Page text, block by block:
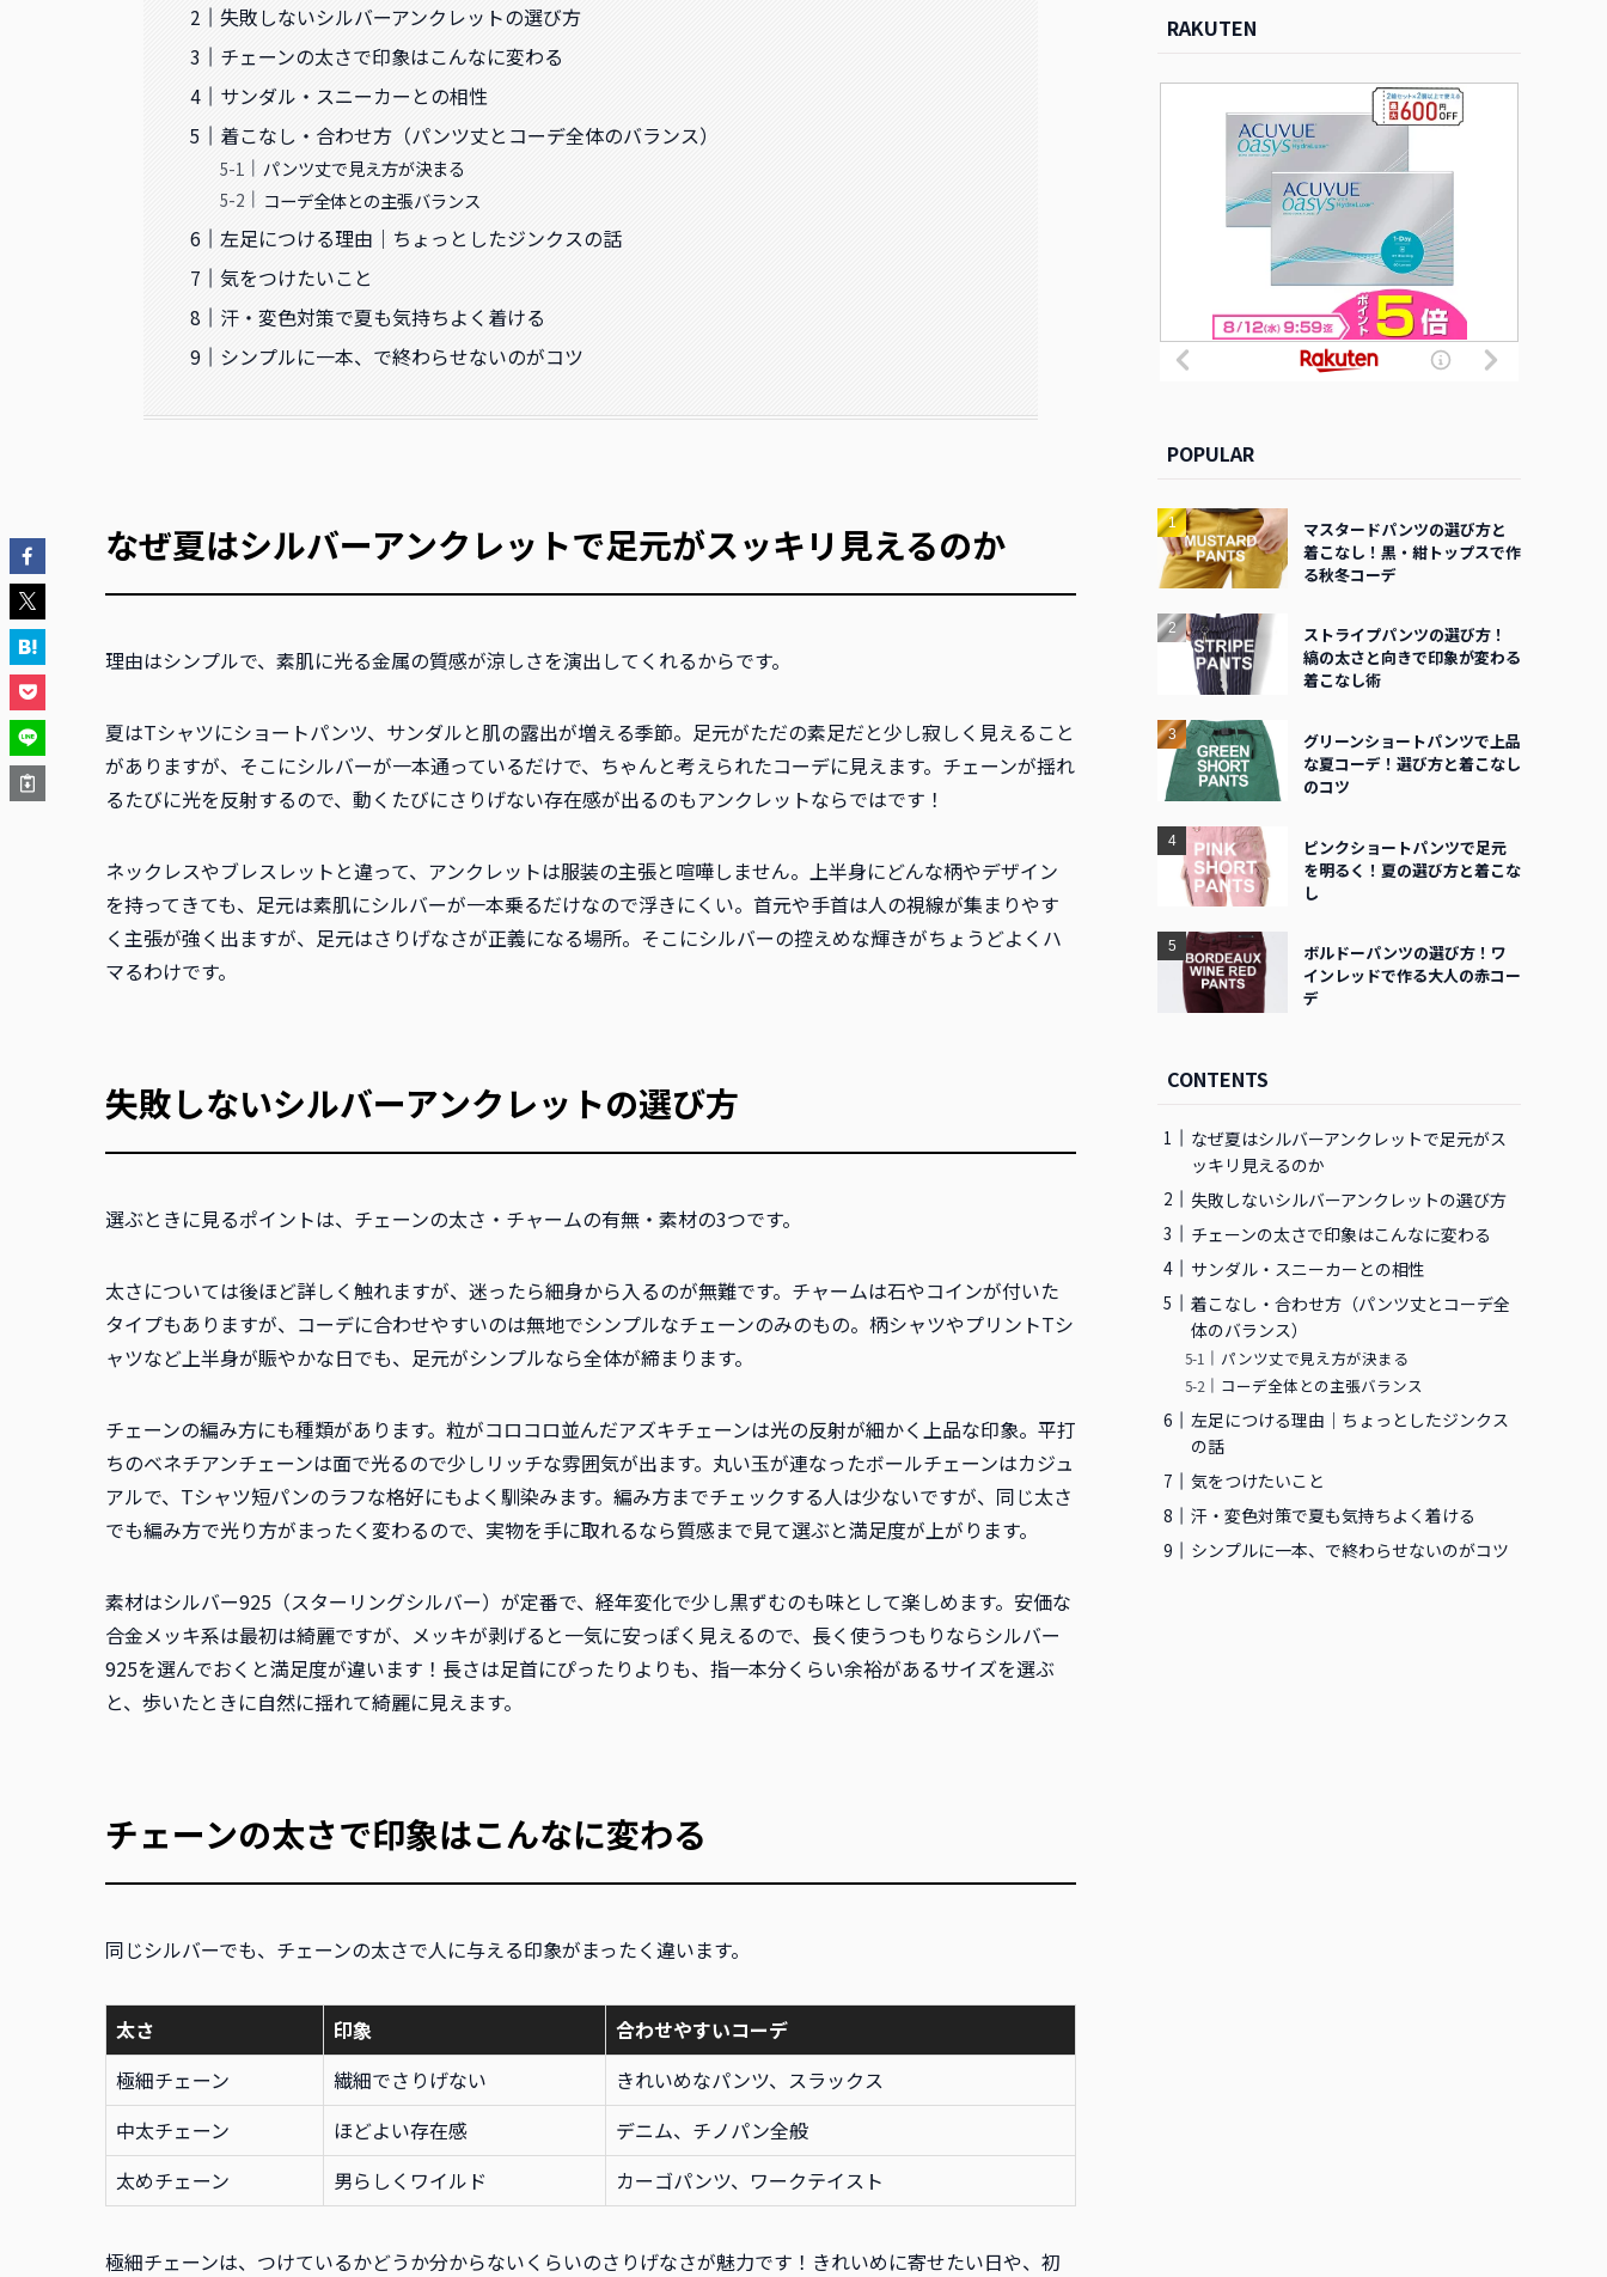
失敗しないシルバーアンクレットの選び方
チェーンの太さで印象はこんなに変わる
サンダル・スニーカーとの相性
着こなし・合わせ方（パンツ丈とコーデ全体のバランス）
パンツ丈で見え方が決まる
コーデ全体との主張バランス
左足につける理由｜ちょっとしたジンクスの話
気をつけたいこと
汗・変色対策で夏も気持ちよく着ける
シンプルに一本、で終わらせないのがコツ
なぜ夏はシルバーアンクレットで足元がスッキリ見えるのか
理由はシンプルで、素肌に光る金属の質感が涼しさを演出してくれるからです。
夏はTシャツにショートパンツ、サンダルと肌の露出が増える季節。足元がただの素足だと少し寂しく見えること
がありますが、そこにシルバーが一本通っているだけで、ちゃんと考えられたコーデに見えます。チェーンが揺れ
るたびに光を反射するので、動くたびにさりげない存在感が出るのもアンクレットならではです！
ネックレスやブレスレットと違って、アンクレットは服装の主張と喧嘩しません。上半身にどんな柄やデザイン
を持ってきても、足元は素肌にシルバーが一本乗るだけなので浮きにくい。首元や手首は人の視線が集まりやす
く主張が強く出ますが、足元はさりげなさが正義になる場所。そこにシルバーの控えめな輝きがちょうどよくハ
マるわけです。
失敗しないシルバーアンクレットの選び方
選ぶときに見るポイントは、チェーンの太さ・チャームの有無・素材の3つです。
太さについては後ほど詳しく触れますが、迷ったら細身から入るのが無難です。チャームは石やコインが付いた
タイプもありますが、コーデに合わせやすいのは無地でシンプルなチェーンのみのもの。柄シャツやプリントTシ
ャツなど上半身が賑やかな日でも、足元がシンプルなら全体が締まります。
チェーンの編み方にも種類があります。粒がコロコロ並んだアズキチェーンは光の反射が細かく上品な印象。平打
ちのベネチアンチェーンは面で光るので少しリッチな雰囲気が出ます。丸い玉が連なったボールチェーンはカジュ
アルで、Tシャツ短パンのラフな格好にもよく馴染みます。編み方までチェックする人は少ないですが、同じ太さ
でも編み方で光り方がまったく変わるので、実物を手に取れるなら質感まで見て選ぶと満足度が上がります。
素材はシルバー925（スターリングシルバー）が定番で、経年変化で少し黒ずむのも味として楽しめます。安価な
合金メッキ系は最初は綺麗ですが、メッキが剥げると一気に安っぽく見えるので、長く使うつもりならシルバー
925を選んでおくと満足度が違います！長さは足首にぴったりよりも、指一本分くらい余裕があるサイズを選ぶ
と、歩いたときに自然に揺れて綺麗に見えます。
チェーンの太さで印象はこんなに変わる
同じシルバーでも、チェーンの太さで人に与える印象がまったく違います。
太さ 印象
合わせやすいコーデ
極細チェーン
繊細でさりげない
きれいめなパンツ、スラックス
中太チェーン
ほどよい存在感
デニム、チノパン全般
太めチェーン
男らしくワイルド カーゴパンツ、ワークテイスト
極細チェーンは、つけているかどうか分からないくらいのさりげなさが魅力です！きれいめに寄せたい日や、初
RAKUTEN
POPULAR
マスタードパンツの選び方と
着こなし！黒・紺トップスで作
る秋冬コーデ
ストライプパンツの選び方！
縞の太さと向きで印象が変わる
着こなし術
グリーンショートパンツで上品
な夏コーデ！選び方と着こなし
のコツ
ピンクショートパンツで足元
を明るく！夏の選び方と着こな
し
ボルドーパンツの選び方！ワ
インレッドで作る大人の赤コー
デ
CONTENTS
なぜ夏はシルバーアンクレットで足元がス
ッキリ見えるのか
失敗しないシルバーアンクレットの選び方
チェーンの太さで印象はこんなに変わる
サンダル・スニーカーとの相性
着こなし・合わせ方（パンツ丈とコーデ全
体のバランス）
パンツ丈で見え方が決まる
コーデ全体との主張バランス
左足につける理由｜ちょっとしたジンクス
の話
気をつけたいこと
汗・変色対策で夏も気持ちよく着ける
シンプルに一本、で終わらせないのがコツ